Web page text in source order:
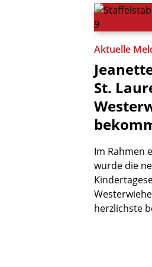
Aktuelle
St.
Im Rahmen
wurde die
herzlichste